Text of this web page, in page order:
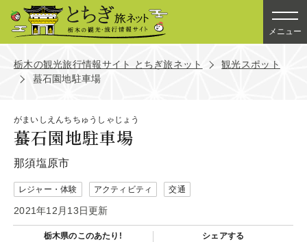
メニュー
栃木の観光旅行情報サイト とちぎ旅ネット
観光スポット
蟇石園地駐車場
がまいしえんちちゅうしゃじょう
蟇石園地駐車場
那須塩原市
レジャー・体験 アクティビティ 交通
2021年12月13日更新
栃木県のこのあたり! シェアする